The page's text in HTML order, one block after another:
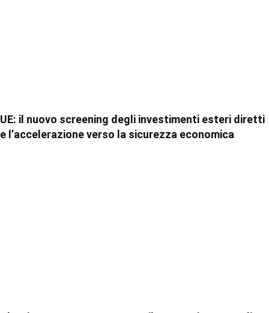
UE: il nuovo screening degli investimenti esteri diretti
e l’accelerazione verso la sicurezza economica